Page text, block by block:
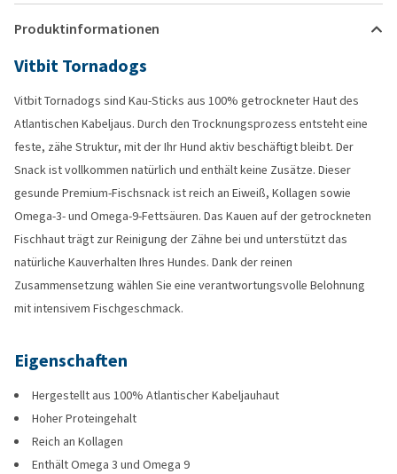
Produktinformationen
Vitbit Tornadogs
Vitbit Tornadogs sind Kau-Sticks aus 100% getrockneter Haut des
Atlantischen Kabeljaus. Durch den Trocknungsprozess entsteht eine
feste, zähe Struktur, mit der Ihr Hund aktiv beschäftigt bleibt. Der
Snack ist vollkommen natürlich und enthält keine Zusätze. Dieser
gesunde Premium-Fischsnack ist reich an Eiweiß, Kollagen sowie
Omega-3- und Omega-9-Fettsäuren. Das Kauen auf der getrockneten
Fischhaut trägt zur Reinigung der Zähne bei und unterstützt das
natürliche Kauverhalten Ihres Hundes. Dank der reinen
Zusammensetzung wählen Sie eine verantwortungsvolle Belohnung
mit intensivem Fischgeschmack.
Eigenschaften
Hergestellt aus 100% Atlantischer Kabeljauhaut
Hoher Proteingehalt
Reich an Kollagen
Enthält Omega 3 und Omega 9